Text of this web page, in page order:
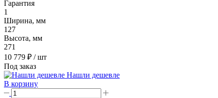
Гарантия
1
Ширина, мм
127
Высота, мм
271
10 779 ₽ / шт
Под заказ
Нашли дешевле
В корзину